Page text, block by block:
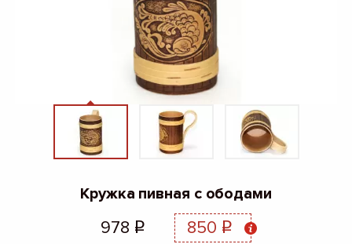
Кружка пивная с ободами
978 q 850 q